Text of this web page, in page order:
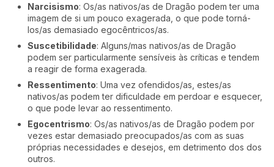
Narcisismo: Os/as nativos/as de Dragão podem ter uma
imagem de si um pouco exagerada, o que pode torná-
los/as demasiado egocêntricos/as.
Suscetibilidade: Alguns/mas nativos/as de Dragão
podem ser particularmente sensíveis às críticas e tendem
a reagir de forma exagerada.
Ressentimento: Uma vez ofendidos/as, estes/as
nativos/as podem ter dificuldade em perdoar e esquecer,
o que pode levar ao ressentimento.
Egocentrismo: Os/as nativos/as de Dragão podem por
vezes estar demasiado preocupados/as com as suas
próprias necessidades e desejos, em detrimento dos dos
outros.